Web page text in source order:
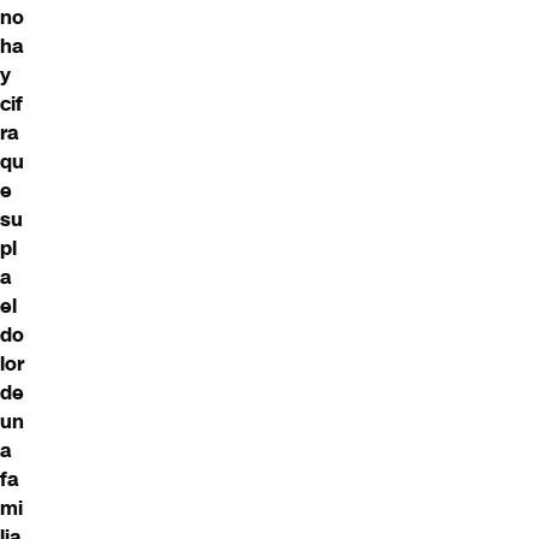
no
ha
y
cif
ra
qu
e
su
pl
a
el
do
lor
de
un
a
fa
mi